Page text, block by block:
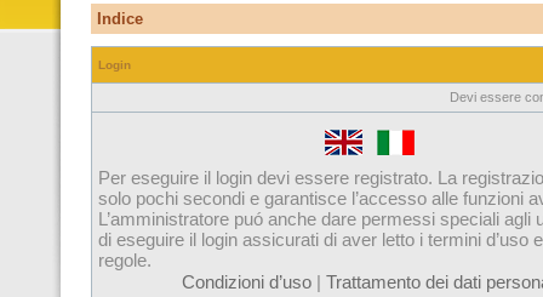
Indice
Login
Devi essere
Per eseguire il login devi essere registrato. La
solo pochi secondi e garantisce l’accesso alle funzioni
L’amministratore puó anche dare permessi speciali agli
di eseguire il login assicurati di aver letto i termini d’uso
regole.
Condizioni d’uso | Trattamento dei dati